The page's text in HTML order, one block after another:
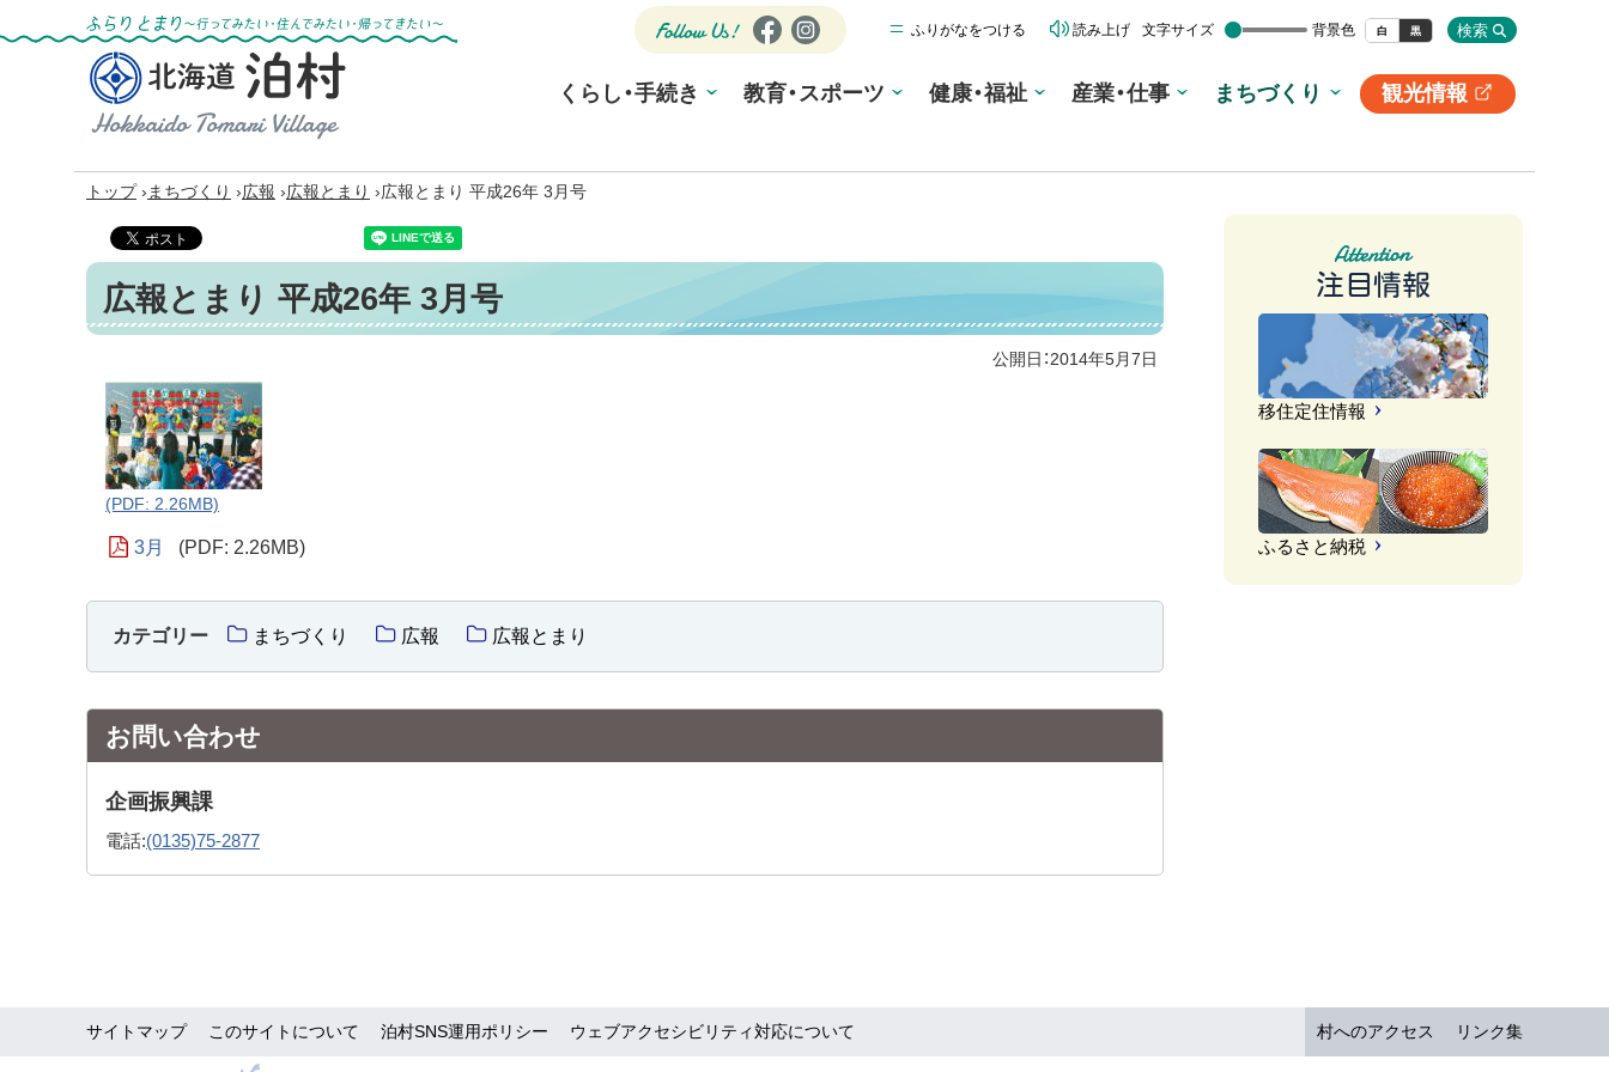
ふらりとまり～行ってみたい・住んでみた
い・帰ってきたい～
Village
公式SNS
Follow
Us!
Fa
bo
ok
Ins
ra
ふりがなをつける 読み上げ 文字サイズ 背景色 白 黒 検索
くらし・手続き 教育・スポーツ 健康・福祉 産業・仕事 まちづくり
観光情報
別
ト
トップ › まちづくり ›広報 ›広報とまり ›広報とまり 平成26年 3月号
広報とまり 平成26年 3月号
公開日：2014年5月7日
(PDF: 2.26MB)
3月 (PDF: 2.26MB)
カテゴリー まちづくり 広報 広報とまり
お問い合わせ
企画振興課
電話:(0135)75-2877
注目情報
移住定住情報
ふるさと納税
サイトマップ このサイトについて 泊村SNS運用ポリシー ウェブアクセシビリティ対応について 村へのアクセス リンク集